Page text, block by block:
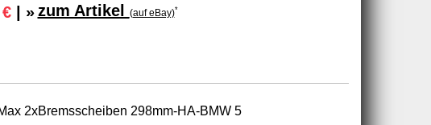
| » zum Artikel (auf eBay)*
2xBremsscheiben 298mm-HA-BMW 5